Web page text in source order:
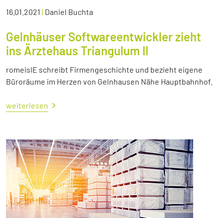
16.01.2021 | Daniel Buchta
Gelnhäuser Softwareentwickler zieht
ins Ärztehaus Triangulum II
romeisIE schreibt Firmengeschichte und bezieht eigene
Büroräume im Herzen von Gelnhausen Nähe Hauptbahnhof.
weiterlesen